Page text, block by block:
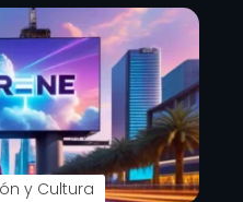
y Cultura